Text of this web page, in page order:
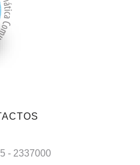
- 2337000